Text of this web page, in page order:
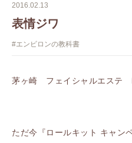
2016.02.13
表情ジワ
#エンビロンの教科書
茅ヶ崎 フェイシャルエステ
ただ今『ロールキット キャン